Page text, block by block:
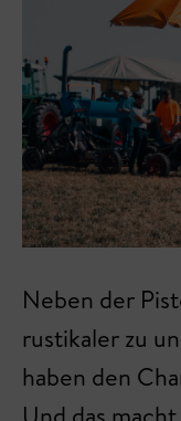
Neben der
rustikaler zu
haben den